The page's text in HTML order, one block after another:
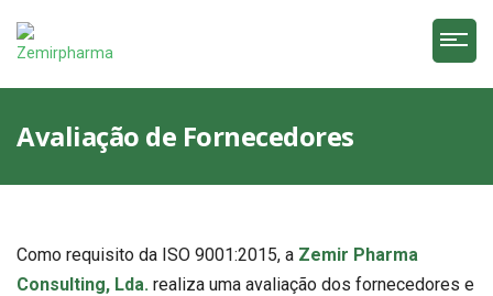
Avaliação de Fornecedores
Como requisito da ISO 9001:2015, a Zemir Pharma
Consulting, Lda. realiza uma avaliação dos fornecedores e